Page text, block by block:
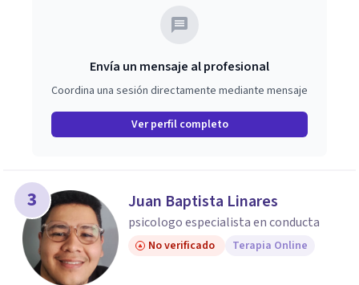
Envía un mensaje al profesional
Coordina una sesión directamente mediante mensaje
Ver perfil completo
3 Juan Baptista Linares
psicologo especialista en conducta
No verificado Terapia Online